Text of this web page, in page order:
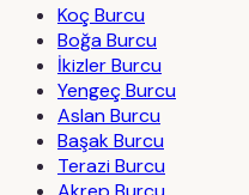
Koç Burcu
Boğa Burcu
İkizler Burcu
Yengeç Burcu
Aslan Burcu
Başak Burcu
Terazi Burcu